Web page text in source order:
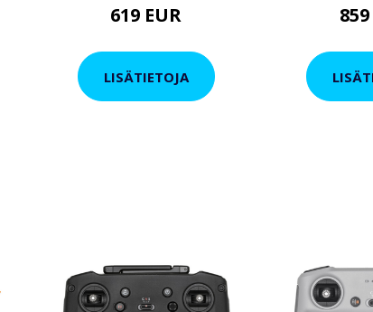
619 EUR
LISÄTIETOJA